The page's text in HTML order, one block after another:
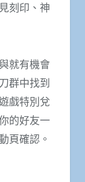
刻印、神
就有機會
群中找到
戲特別兌
的好友一
頁確認。